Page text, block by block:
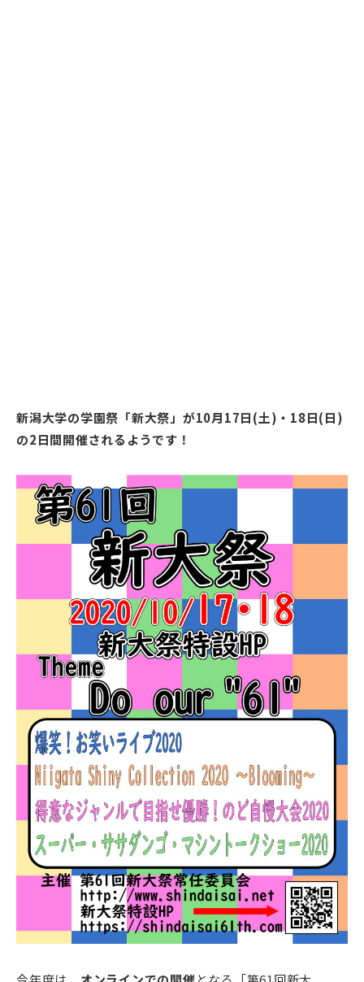
新潟大学の学園祭「新大祭」が10月17日(土)・18日(日)
の2日間開催されるようです！